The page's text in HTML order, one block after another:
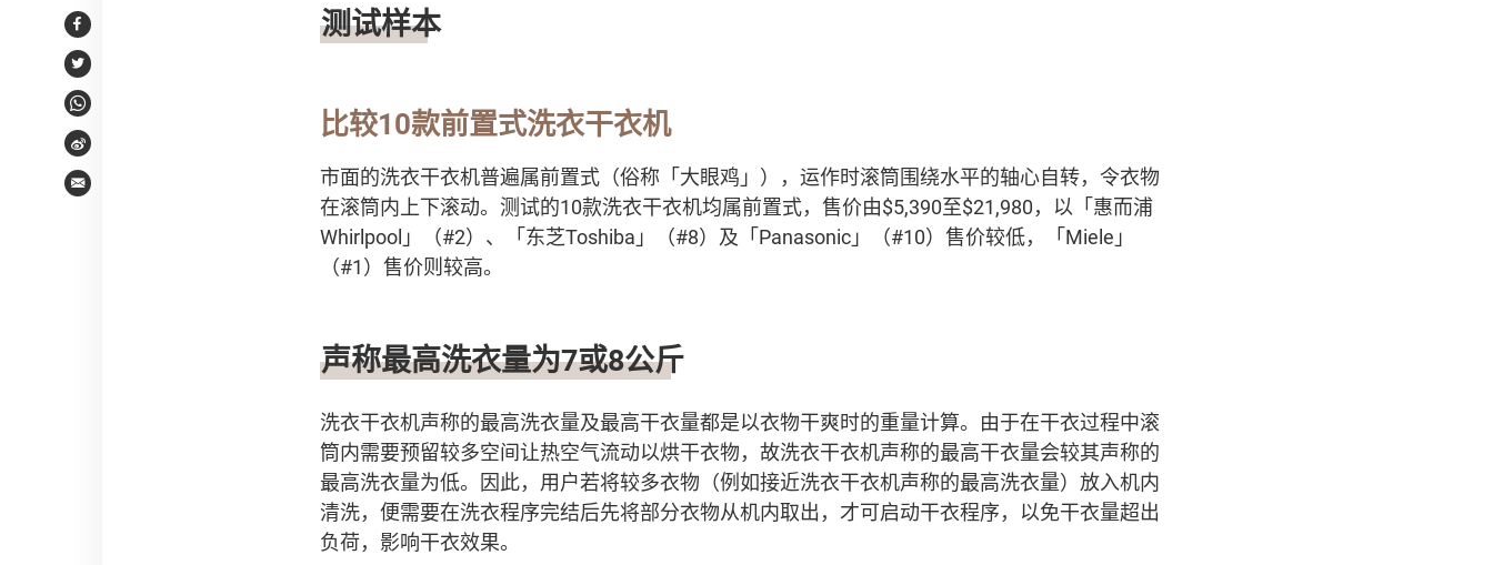
Facebook
Twitter
WhatsApp
Weibo
Email
测试样本
比较10款前置式洗衣干衣机
市面的洗衣干衣机普遍属前置式（俗称「大眼鸡」），运作时滚筒围绕水平的轴心自转，令衣物
在滚筒内上下滚动。测试的10款洗衣干衣机均属前置式，售价由$5,390至$21,980，以「惠而浦
Whirlpool」（#2）、「东芝Toshiba」（#8）及「Panasonic」（#10）售价较低，「Miele」
（#1）售价则较高。
声称最高洗衣量为7或8公斤
洗衣干衣机声称的最高洗衣量及最高干衣量都是以衣物干爽时的重量计算。由于在干衣过程中滚
筒内需要预留较多空间让热空气流动以烘干衣物，故洗衣干衣机声称的最高干衣量会较其声称的
最高洗衣量为低。因此，用户若将较多衣物（例如接近洗衣干衣机声称的最高洗衣量）放入机内
清洗，便需要在洗衣程序完结后先将部分衣物从机内取出，才可启动干衣程序，以免干衣量超出
负荷，影响干衣效果。